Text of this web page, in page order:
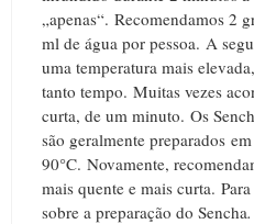
„apenas“. Recomendamos 2
ml de água por pessoa. A
uma temperatura mais
tanto tempo. Muitas vezes
curta, de um minuto. Os S
são geralmente preparados
90°C. Novamente,
mais quente e mais curta.
sobre a preparação do Sencha.